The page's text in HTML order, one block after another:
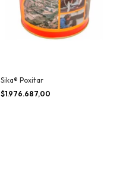
Sika® Poxitar
$1.976.687,00